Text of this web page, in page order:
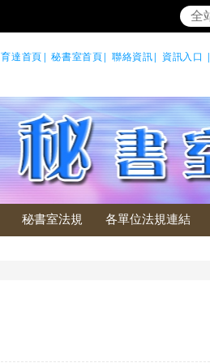
育達首頁| 秘書室首頁| 聯絡資訊| 資訊入口 |
秘書室法規 各單位法規連結